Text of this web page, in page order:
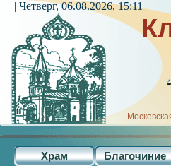
Храм Благочиние
| Четверг, 06.08.2026, 15:11